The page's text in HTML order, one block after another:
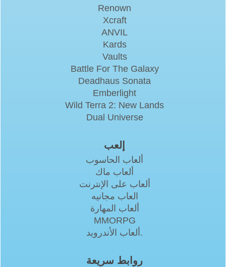
Renown
Xcraft
ANVIL
Kards
Vaults
Battle For The Galaxy
Deadhaus Sonata
Emberlight
Wild Terra 2: New Lands
Dual Universe
إلعب
ألعاب الحاسوب
ألعاب ماك
ألعاب على الإنترنت
العاب مجانيه
ألعاب المهارة
MMORPG
ألعاب الأندرويد.
روابط سريعة